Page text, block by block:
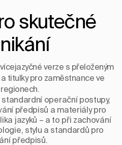
skutečné
verze s přeloženým
titulky pro zaměstnance ve
operační postupy,
předpisů a materiály pro
jazyků – a to při zachování
stylu a standardů pro
předpisů.